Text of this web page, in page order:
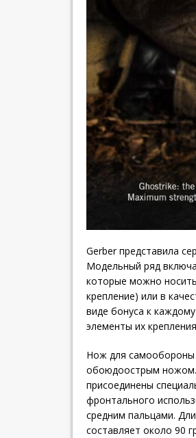
Gerber представила
Модельный ряд
которые можно
крепление) или в
виде бонуса к
элементы их
Нож для самообороны
обоюдоострым ножом.
присоединены
фронтального
средним пальцами.
составляет около 90